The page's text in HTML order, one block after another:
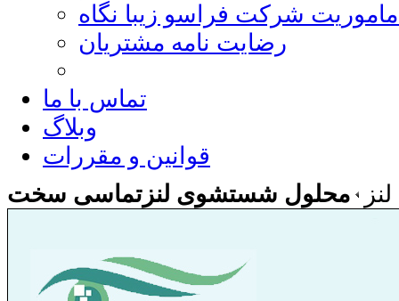
شرکت فراسو زیبا نگاه
رضایت نامه مشتریان
تماس با ما
وبلاگ
قوانین و مقررات